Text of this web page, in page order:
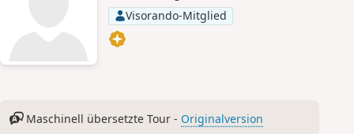
Visorando-Mitglied
Maschinell übersetzte Tour - Originalversion